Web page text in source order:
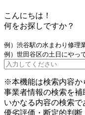
こんにちは！
何をお探しですか？
例）渋谷駅の水まわり修理
例）世田谷区の土日にやっ
※本機能は検索内容か
事業者情報の検索を補
いかなる内容の検索で
優劣評価・断定的判断